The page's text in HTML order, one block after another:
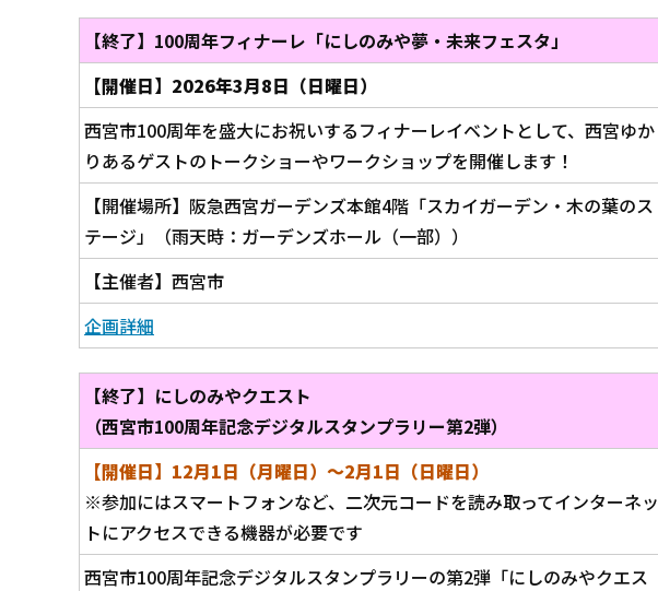
【終了】100周年フィナーレ「にしのみや夢・未来フェスタ」
【開催日】2026年3月8日（日曜日）
西宮市100周年を盛大にお祝いするフィナーレイベントとして、西宮ゆか
りあるゲストのトークショーやワークショップを開催します！
【開催場所】阪急西宮ガーデンズ本館4階「スカイガーデン・木の葉のス
テージ」（雨天時：ガーデンズホール（一部））
【主催者】西宮市
企画詳細
【終了】にしのみやクエスト
（西宮市100周年記念デジタルスタンプラリー第2弾）
【開催日】12月1日（月曜日）～2月1日（日曜日）
※参加にはスマートフォンなど、二次元コードを読み取ってインターネッ
トにアクセスできる機器が必要です
西宮市100周年記念デジタルスタンプラリーの第2弾「にしのみやクエス